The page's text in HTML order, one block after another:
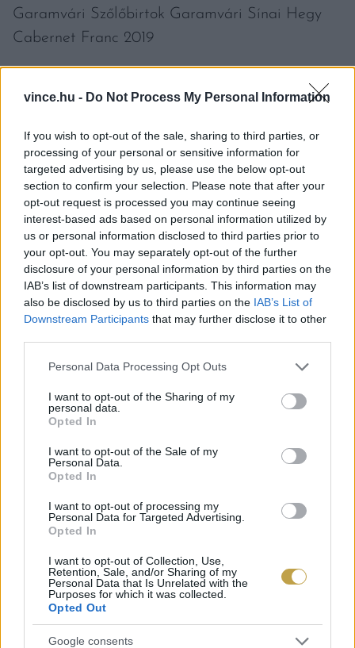
vince.hu - Do Not Process My Personal Information
If you wish to opt-out of the sale, sharing to third parties, or
processing of your personal or sensitive information for
targeted advertising by us, please use the below opt-out
section to confirm your selection. Please note that after your
opt-out request is processed you may continue seeing
interest-based ads based on personal information utilized by
us or personal information disclosed to third parties prior to
your opt-out. You may separately opt-out of the further
disclosure of your personal information by third parties on the
IAB’s list of downstream participants. This information may
also be disclosed by us to third parties on the IAB’s List of
Downstream Participants that may further disclose it to other
Please note that this website/app uses one or more Google
not limited to your visit or usage behaviour. You may click to
grant or deny consent to Google and its third-party tags to
use your data for below specified purposes in below Google
consent section.
Personal Data Processing Opt Outs
I want to opt-out of the Sharing of my
personal data.
Opted In
I want to opt-out of the Sale of my
Personal Data.
Opted In
I want to opt-out of processing my
Personal Data for Targeted Advertising.
Opted In
I want to opt-out of Collection, Use,
Retention, Sale, and/or Sharing of my
Personal Data that Is Unrelated with the
Purposes for which it was collected.
Opted Out
Google consents
Garamvári Szőlőbirtok Garamvári Sínai Hegy
Cabernet Franc 2019
balatonlellei székhellyel. A balatonboglári Sínai
hegyen levő ültetvényen termett szőlőből készült
bor idén nyáron kerül forgalomba. Komplex bor
herbális, piros bogyós gyümölcsök illatával,
csokoládés, fűszeres ízvilággal, élénk savakkal.
A Balatoni Borrégió Legjobb Rozébora 2023.:
Szabó és Fia Borpince Kékfrankos rozé 2022
A családi pincészet 23 hektáron gazdálkodik a
lecsengésű kellemes nyári élmény.
A Balatoni Borrégió Legjobb Pezsgője 2023.:
Garamvári Szőlőbirtok Garamvári Lellei Furmint
A balatonlellei Garamvári Szőlőbirtok 1996-ban
vásárolt pincét Budafokon és kezdte a
tradicionális pezsgőgyártást. A nyertes pezsgő
alapanyagát biztosító furmintültetvényt 2015-
ben telepítették Lellén a pincészet mellett.